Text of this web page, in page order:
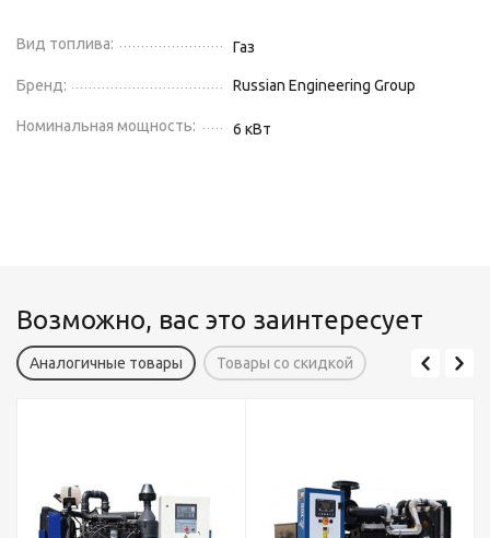
Вид топлива: Газ
Бренд: Russian Engineering Group
Номинальная мощность: 6 кВт
Возможно, вас это заинтересует
Аналогичные товары Товары со скидкой